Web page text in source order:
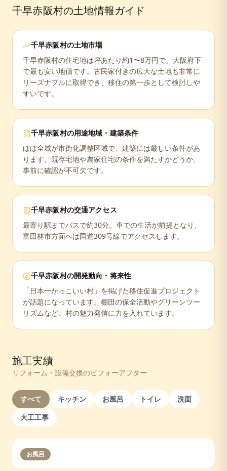
千早赤阪村の土地情報ガイド
千早赤阪村の土地市場
千早赤阪村の住宅地は坪あたり約1〜8万円で、大阪府下
で最も安い地価です。古民家付きの広大な土地も非常に
リーズナブルに取得でき、移住の第一歩として検討しや
すいです。
千早赤阪村の用途地域・建築条件
ほぼ全域が市街化調整区域で、建築には厳しい条件があ
ります。既存宅地や農家住宅の条件を満たすかどうか、
事前に確認が不可欠です。
千早赤阪村の交通アクセス
最寄り駅までバスで約30分。車での生活が前提となり、
富田林市方面へは国道309号線でアクセスします。
千早赤阪村の開発動向・将来性
「日本一かっこいい村」を掲げた移住促進プロジェクト
が話題になっています。棚田の保全活動やグリーンツー
リズムなど、村の魅力発信に力を入れています。
施工実績
リフォーム・設備交換のビフォーアフター
すべて キッチン お風呂 トイレ
洗面
大工工事
お風呂